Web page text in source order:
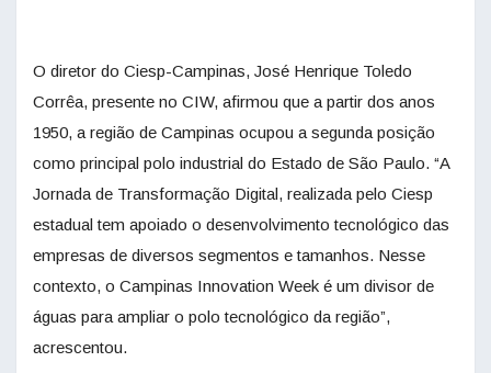
O diretor do Ciesp-Campinas, José Henrique Toledo
Corrêa, presente no CIW, afirmou que a partir dos anos
1950, a região de Campinas ocupou a segunda posição
como principal polo industrial do Estado de São Paulo. “A
Jornada de Transformação Digital, realizada pelo Ciesp
estadual tem apoiado o desenvolvimento tecnológico das
empresas de diversos segmentos e tamanhos. Nesse
contexto, o Campinas Innovation Week é um divisor de
águas para ampliar o polo tecnológico da região”,
acrescentou.